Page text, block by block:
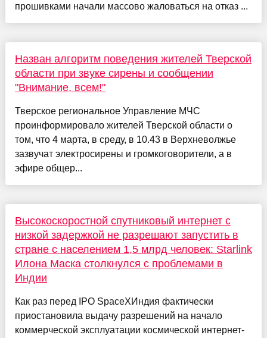
прошивками начали массово жаловаться на отказ ...
Назван алгоритм поведения жителей Тверской
области при звуке сирены и сообщении
"Внимание, всем!"
Тверское региональное Управление МЧС
проинформировало жителей Тверской области о
том, что 4 марта, в среду, в 10.43 в Верхневолжье
зазвучат электросирены и громкоговорители, а в
эфире общер...
Высокоскоростной спутниковый интернет с
низкой задержкой не разрешают запустить в
стране с населением 1,5 млрд человек: Starlink
Илона Маска столкнулся с проблемами в
Индии
Как раз перед IPO SpaceXИндия фактически
приостановила выдачу разрешений на начало
коммерческой эксплуатации космической интернет-